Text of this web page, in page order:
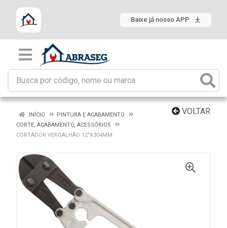
Baixe já nosso APP
VOLTAR
INÍCIO
PINTURA E ACABAMENTO
CORTE, ACABAMENTO, ACESSÓRIOS
CORTADOR VERGALHÃO 12"X304MM